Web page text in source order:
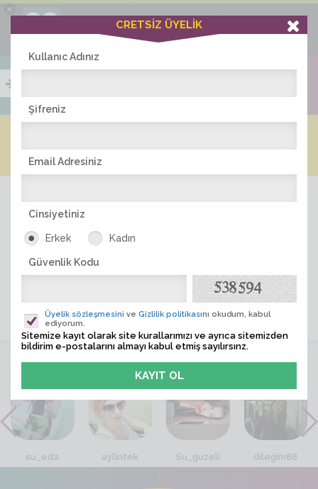
×
Ciddiask Uygulaması
+1 Hafta Gold Üyelik Kazan
Bedava - com.ciddi.ask
İNDİR
ÜYE ARA
VİTRİN
su_eda aylintek Su_guzeli dileğim88
CRETSİZ ÜYELİK
Kullanıc Adınız
Şifreniz
Email Adresiniz
Cinsiyetiniz
Erkek Kadın
Güvenlik Kodu
Üyelik sözleşmesini ve Gizlilik politikasını okudum, kabul
ediyorum.
Sitemize kayıt olarak site kurallarımızı ve ayrıca sitemizden
bildirim e-postalarını almayı kabul etmiş sayılırsınz.